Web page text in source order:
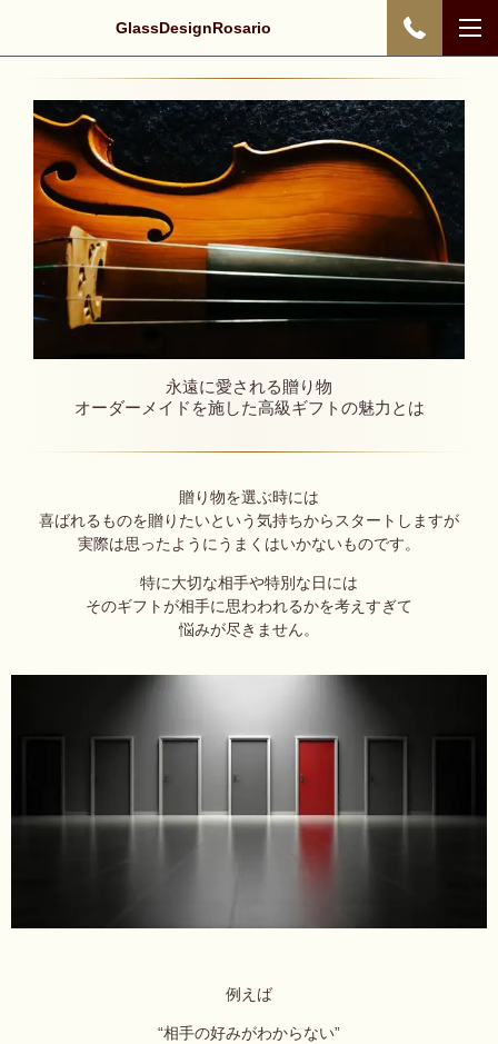
GlassDesignRosario
永遠に愛される贈り物
オーダーメイドを施した高級ギフトの魅力とは
贈り物を選ぶ時には
喜ばれるものを贈りたいという気持ちからスタートしますが
実際は思ったようにうまくはいかないものです。
特に大切な相手や特別な日には
そのギフトが相手に思わわれるかを考えすぎて
悩みが尽きません。
例えば
“相手の好みがわからない”